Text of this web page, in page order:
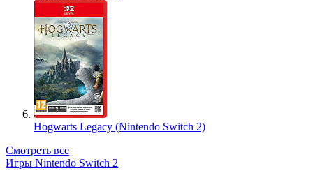
Hogwarts Legacy (Nintendo Switch 2)
Смотреть все
Игры Nintendo Switch 2